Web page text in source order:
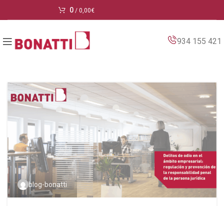
0 / 0,00€
934 155 421
blog-bonatti